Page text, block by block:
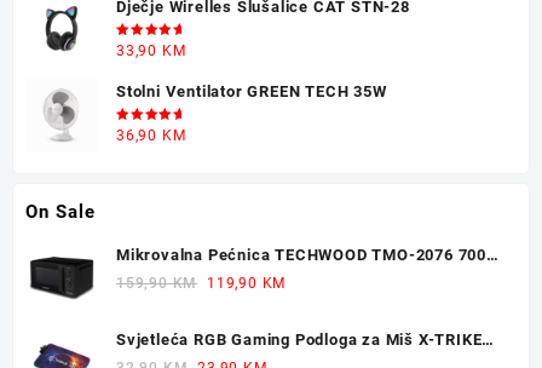
was:
is:
Dječje Wirelles Slušalice CAT STN-28
Ocjenjeno
5.00 od 5
33,90 KM
Stolni Ventilator GREEN TECH 35W
Ocjenjeno
5.00 od 5
36,90 KM
On Sale
Mikrovalna Pećnica TECHWOOD TMO-2076 700W
20L
159,90KM
Original
was:
159,90 KM.
119,90 KM
is:
Svjetleća RGB Gaming Podloga za Miš X-TRIKE